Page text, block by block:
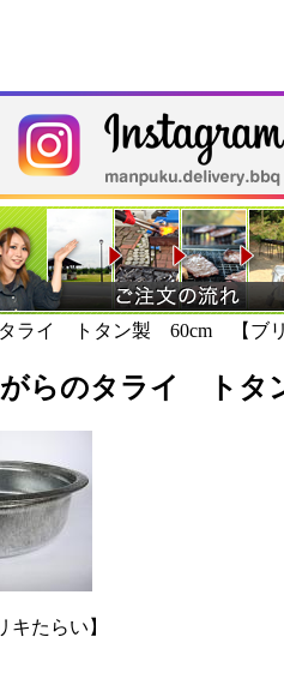
タライ トタン製 60cm 【
ながらのタライ
たらい】